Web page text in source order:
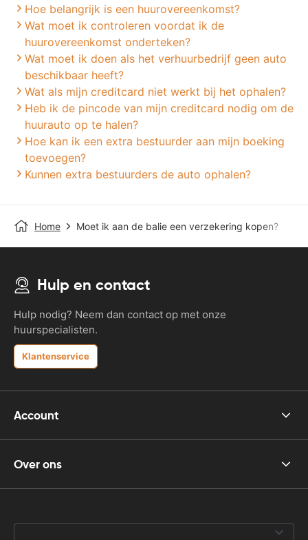
Hoe belangrijk is een huurovereenkomst?
Wat moet ik controleren voordat ik de
huurovereenkomst onderteken?
Wat moet ik doen als het verhuurbedrijf geen auto
beschikbaar heeft?
Wat als mijn creditcard niet werkt bij het ophalen?
Heb ik de pincode van mijn creditcard nodig om de
huurauto op te halen?
Hoe kan ik een extra bestuurder aan mijn boeking
toevoegen?
Kunnen extra bestuurders de auto ophalen?
Home Moet ik aan de balie een verzekering kopen?
Hulp en contact
Hulp nodig? Neem dan contact op met onze
huurspecialisten.
Klantenservice
Account
Over ons